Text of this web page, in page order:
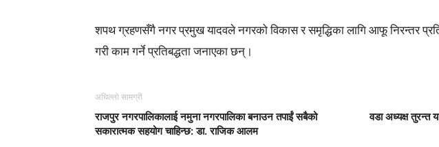
शपथ ग्रहणसँगै नगर प्रमुख यादवले नगरको विकास र समृद्धिका लागि आफू निरन्तर
गरी काम गर्ने प्रतिबद्धता जनाएका छन्।
अघिल्लो सामग्री
राजपुर नगरपालिकालाई नमुना नगरपालिका बनाउन तपाईं सबैको
सकारात्मक सहयोग चाहिन्छ: डा. राजिक आलम
वडा अध्यक्ष तुरन्त